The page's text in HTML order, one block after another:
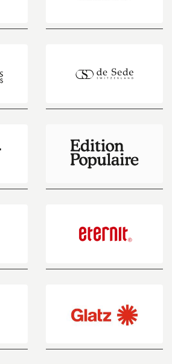
Cuero
de
eternit
Glatz